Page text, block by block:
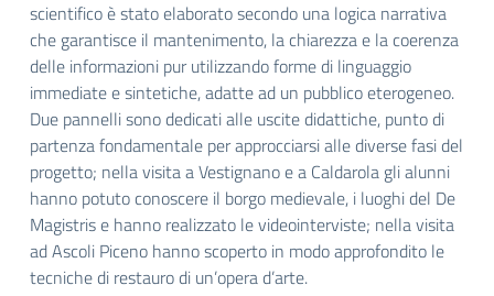
scientifico è stato elaborato secondo una logica narrativa
che garantisce il mantenimento, la chiarezza e la coerenza
delle informazioni pur utilizzando forme di linguaggio
immediate e sintetiche, adatte ad un pubblico eterogeneo.
Due pannelli sono dedicati alle uscite didattiche, punto di
partenza fondamentale per approcciarsi alle diverse fasi del
progetto; nella visita a Vestignano e a Caldarola gli alunni
hanno potuto conoscere il borgo medievale, i luoghi del De
Magistris e hanno realizzato le videointerviste; nella visita
ad Ascoli Piceno hanno scoperto in modo approfondito le
tecniche di restauro di un’opera d’arte.